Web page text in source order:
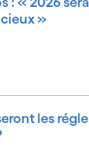
»
les